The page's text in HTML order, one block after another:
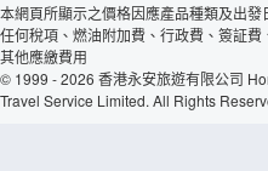
本網頁所顯示之價格因應產品種類及出
任何稅項、燃油附加費、行政費、簽証費
其他應繳費用
© 1999 - 2026 香港永安旅遊有限公司
Travel Service Limited. All Rights